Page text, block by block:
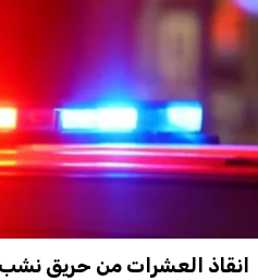
انقاذ العشرات من حريق